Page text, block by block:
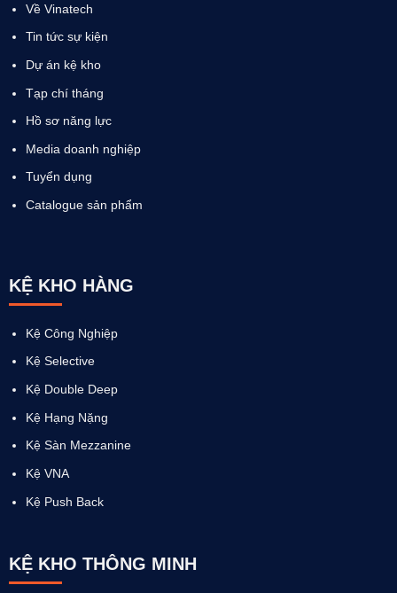
Về Vinatech
Tin tức sự kiện
Dự án kệ kho
Tạp chí tháng
Hồ sơ năng lực
Media doanh nghiệp
Tuyển dụng
Catalogue sản phẩm
KỆ KHO HÀNG
Kệ Công Nghiệp
Kệ Selective
Kệ Double Deep
Kệ Hạng Nặng
Kệ Sàn Mezzanine
Kệ VNA
Kệ Push Back
KỆ KHO THÔNG MINH